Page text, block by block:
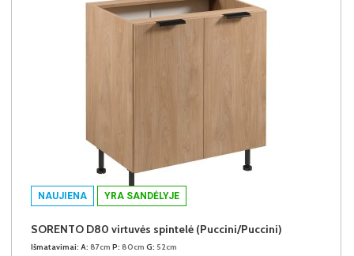
NAUJIENA YRA SANDĖLYJE
SORENTO D80 virtuvės spintelė (Puccini/Puccini)
Išmatavimai: A: 87cm P: 80cm G: 52cm